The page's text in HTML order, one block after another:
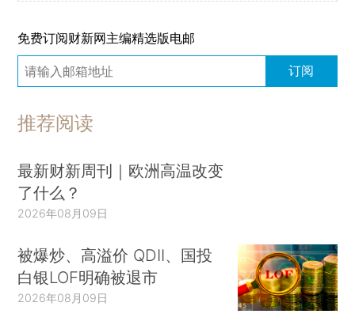
免费订阅财新网主编精选版电邮
订阅
推荐阅读
最新财新周刊｜欧洲高温改变
了什么？
2026年08月09日
被爆炒、高溢价 QDII、国投
白银LOF明确被退市
2026年08月09日